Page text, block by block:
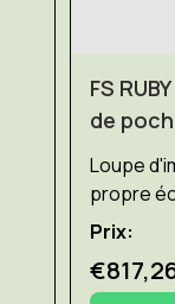
FS
de
Loupe
propre
Prix: